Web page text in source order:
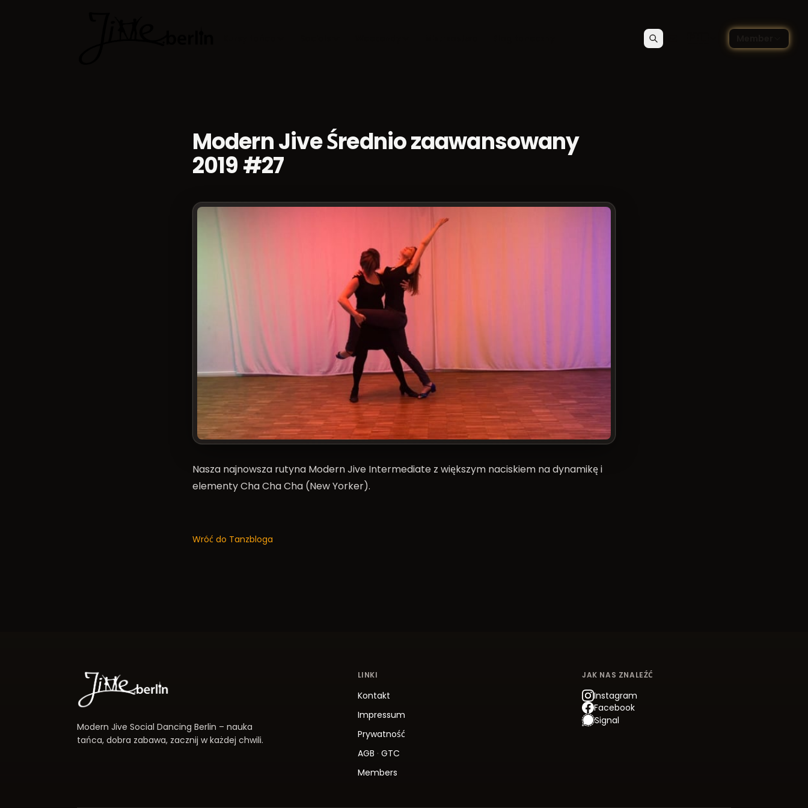
Szukaj Wybierz język — Polski
Modern Jive Średnio zaawansowany
2019 #27
Nasza najnowsza rutyna Modern Jive Intermediate z większym naciskiem na dynamikę i
elementy Cha Cha Cha (New Yorker).
Wróć do Tanzbloga
Modern Jive Social Dancing Berlin – nauka
tańca, dobra zabawa, zacznij w każdej chwili.
LINKI
Kontakt
Impressum
Prywatność
AGB · GTC
Members
JAK NAS ZNALEŹĆ
Instagram
Facebook
Signal